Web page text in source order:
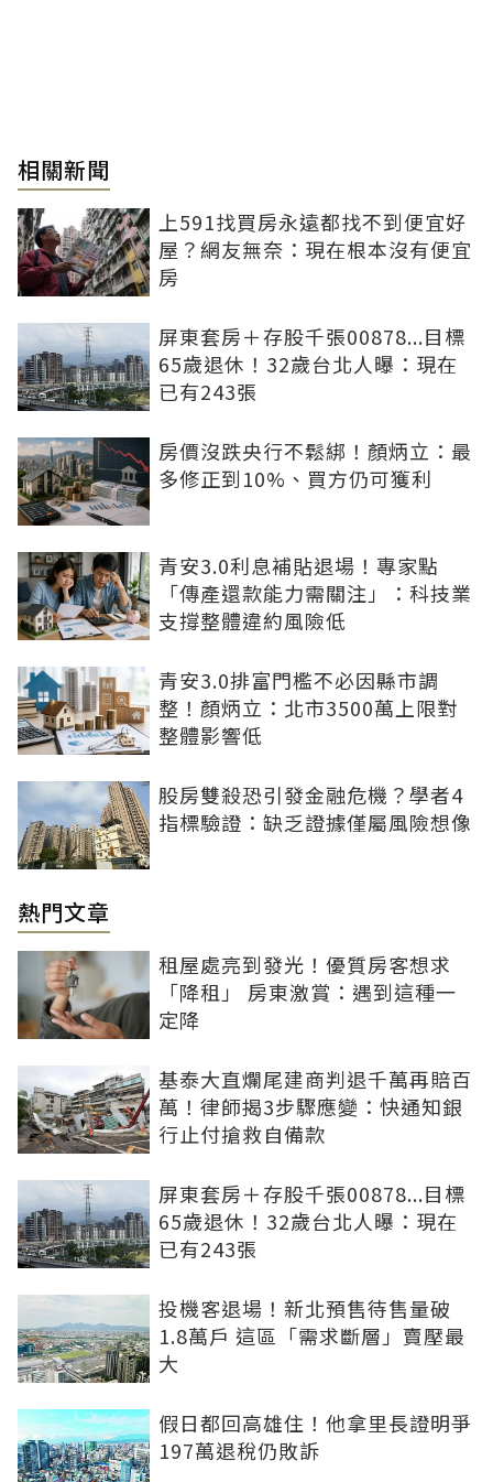
相關新聞
上591找買房永遠都找不到便宜好
屋？網友無奈：現在根本沒有便宜
房
屏東套房＋存股千張00878...目標
65歲退休！32歲台北人曝：現在
已有243張
房價沒跌央行不鬆綁！顏炳立：最
多修正到10%、買方仍可獲利
青安3.0利息補貼退場！專家點
「傳產還款能力需關注」：科技業
支撐整體違約風險低
青安3.0排富門檻不必因縣市調
整！顏炳立：北市3500萬上限對
整體影響低
股房雙殺恐引發金融危機？學者4
指標驗證：缺乏證據僅屬風險想像
熱門文章
租屋處亮到發光！優質房客想求
「降租」 房東激賞：遇到這種一
定降
基泰大直爛尾建商判退千萬再賠百
萬！律師揭3步驟應變：快通知銀
行止付搶救自備款
屏東套房＋存股千張00878...目標
65歲退休！32歲台北人曝：現在
已有243張
投機客退場！新北預售待售量破
1.8萬戶 這區「需求斷層」賣壓最
大
假日都回高雄住！他拿里長證明爭
197萬退稅仍敗訴